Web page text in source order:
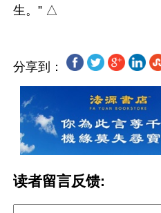
分享到：
读者留言反馈: